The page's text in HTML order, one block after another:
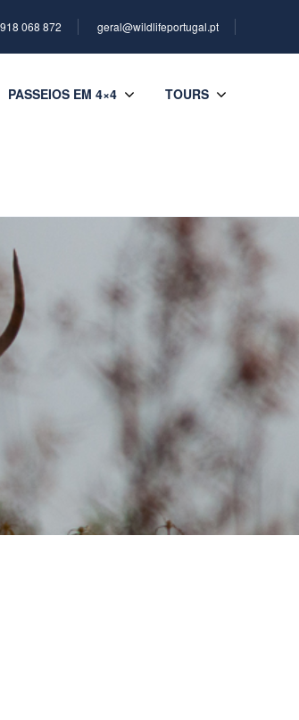
068 872 geral@wildlifeportugal.pt
PASSEIOS EM 4×4 TOURS